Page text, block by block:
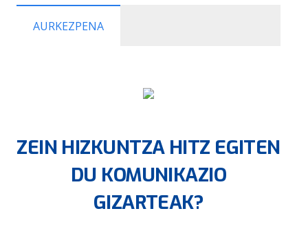
AURKEZPENA
ZEIN HIZKUNTZA HITZ EGITEN
DU KOMUNIKAZIO
GIZARTEAK?